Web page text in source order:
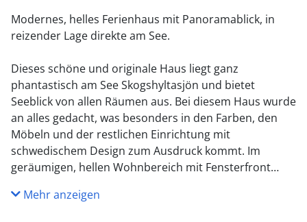
Modernes, helles Ferienhaus mit Panoramablick, in
reizender Lage direkte am See.
Dieses schöne und originale Haus liegt ganz
phantastisch am See Skogshyltasjön und bietet
Seeblick von allen Räumen aus. Bei diesem Haus wurde
an alles gedacht, was besonders in den Farben, den
Möbeln und der restlichen Einrichtung mit
schwedischem Design zum Ausdruck kommt. Im
geräumigen, hellen Wohnbereich mit Fensterfront
Mahlzeiten, entspannte Lesestunden im Couch und
Mehr anzeigen